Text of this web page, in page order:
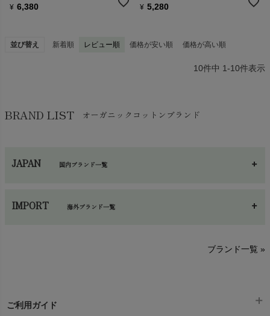
¥ 6,380 ¥ 5,280
並び替え 新着順 レビュー順 価格が安い順 価格が高い順
10件中 1-10件表示
BRAND LIST オーガニックコットンブランド
JAPAN 国内ブランド一覧
生活アートクラブ
IMPORT海外ブランド一覧
kidscase（キッズケース）
ブランド一覧 »
ご利用ガイド